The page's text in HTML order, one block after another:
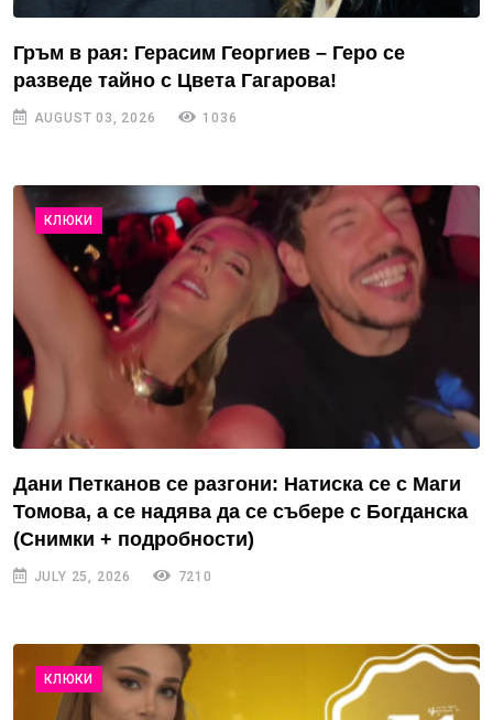
Гръм в рая: Герасим Георгиев – Геро се
разведе тайно с Цвета Гагарова!
AUGUST 03, 2026 1036
КЛЮКИ
Дани Петканов се разгони: Натиска се с Маги
Томова, а се надява да се събере с Богданска
(Снимки + подробности)
JULY 25, 2026 7210
КЛЮКИ